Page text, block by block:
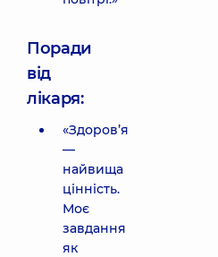
Поради
від
лікаря:
«Здоров’я
—
найвища
цінність.
Моє
завдання
як